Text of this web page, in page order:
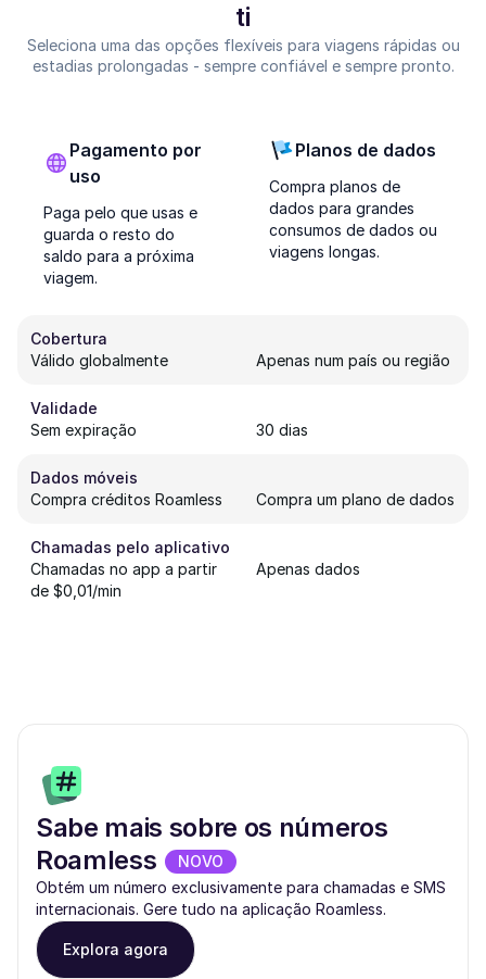
ti
Seleciona uma das opções flexíveis para viagens rápidas ou
estadias prolongadas - sempre confiável e sempre pronto.
Pagamento por
uso
Paga pelo que usas e
guarda o resto do
saldo para a próxima
viagem.
Planos de dados
Compra planos de
dados para grandes
consumos de dados ou
viagens longas.
Cobertura
Válido globalmente
Apenas num país ou região
Validade
Sem expiração
30 dias
Dados móveis
Compra créditos Roamless
Compra um plano de dados
Chamadas pelo aplicativo
Chamadas no app a partir
de $0,01/min
Apenas dados
Sabe mais sobre os números
Roamless
NOVO
Obtém um número exclusivamente para chamadas e SMS
internacionais. Gere tudo na aplicação Roamless.
Explora agora